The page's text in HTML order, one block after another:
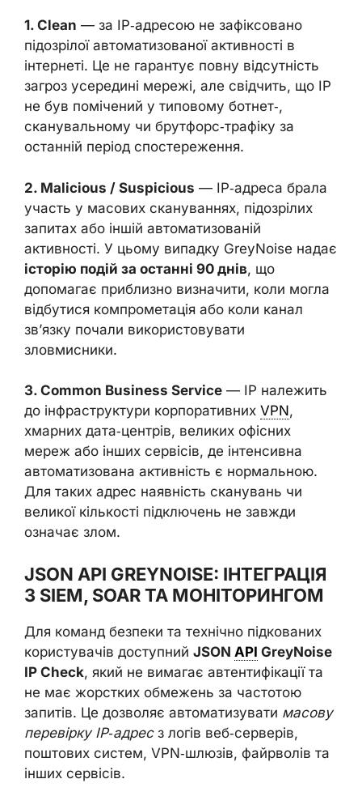
1. Clean — за IP‑адресою не зафіксовано
підозрілої автоматизованої активності в
інтернеті. Це не гарантує повну відсутність
загроз усередині мережі, але свідчить, що IP
не був помічений у типовому ботнет‑,
сканувальному чи брутфорс‑трафіку за
останній період спостереження.
2. Malicious / Suspicious — IP‑адреса брала
участь у масових скануваннях, підозрілих
запитах або іншій автоматизованій
активності. У цьому випадку GreyNoise надає
історію подій за останні 90 днів, що
допомагає приблизно визначити, коли могла
відбутися компрометація або коли канал
зв’язку почали використовувати
зловмисники.
3. Common Business Service — IP належить
до інфраструктури корпоративних VPN,
хмарних дата‑центрів, великих офісних
мереж або інших сервісів, де інтенсивна
автоматизована активність є нормальною.
Для таких адрес наявність сканувань чи
великої кількості підключень не завжди
означає злом.
JSON API GREYNOISE: ІНТЕГРАЦІЯ
З SIEM, SOAR ТА МОНІТОРИНГОМ
Для команд безпеки та технічно підкованих
користувачів доступний JSON API GreyNoise
IP Check, який не вимагає автентифікації та
не має жорстких обмежень за частотою
запитів. Це дозволяє автоматизувати масову
перевірку IP‑адресз логів веб‑серверів,
поштових систем, VPN‑шлюзів, файрволів та
інших сервісів.